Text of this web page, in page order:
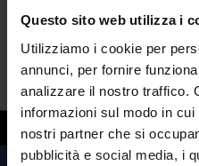
Questo sito web utilizza i
Utilizziamo i cookie per
annunci, per fornire
analizzare il nostro traffico.
informazioni sul modo in
nostri partner che si
pubblicità e social media, i
portatrici di handicap,
dipendenze, servizi
›settore
televisione, nuovi
› settore della
dell’orientamento